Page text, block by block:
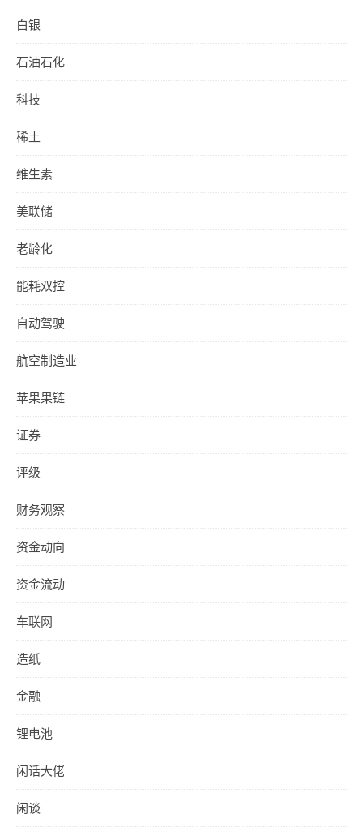
白银
石油石化
科技
稀土
维生素
美联储
老龄化
能耗双控
自动驾驶
航空制造业
苹果果链
证券
评级
财务观察
资金动向
资金流动
车联网
造纸
金融
锂电池
闲话大佬
闲谈